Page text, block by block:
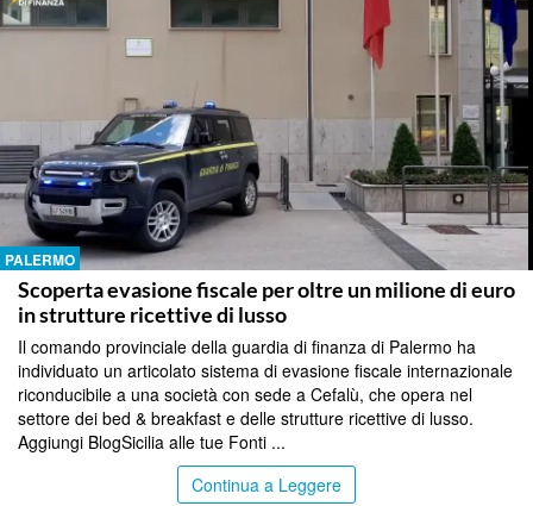
PALERMO
Scoperta evasione fiscale per oltre un milione di euro
in strutture ricettive di lusso
Il comando provinciale della guardia di finanza di Palermo ha
individuato un articolato sistema di evasione fiscale internazionale
riconducibile a una società con sede a Cefalù, che opera nel
settore dei bed & breakfast e delle strutture ricettive di lusso.
Aggiungi BlogSicilia alle tue Fonti ...
Continua a Leggere